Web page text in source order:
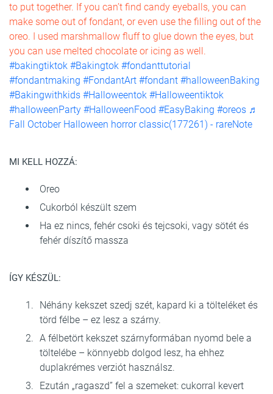
to put together. If you can’t find candy eyeballs, you can
make some out of fondant, or even use the filling out of the
oreo. I used marshmallow fluff to glue down the eyes, but
you can use melted chocolate or icing as well.
#bakingtiktok #Bakingtok #fondanttutorial
#fondantmaking #FondantArt #fondant #halloweenBaking
#Bakingwithkids #Halloweentok #Halloweentiktok
#halloweenParty #HalloweenFood #EasyBaking #oreos ♬
Fall October Halloween horror classic(177261) - rareNote
MI KELL HOZZÁ:
Oreo
Cukorból készült szem
Ha ez nincs, fehér csoki és tejcsoki, vagy sötét és
fehér díszítő massza
ÍGY KÉSZÜL:
Néhány kekszet szedj szét, kapard ki a tölteléket és
törd félbe – ez lesz a szárny.
A félbetört kekszet szárnyformában nyomd bele a
töltelébe – könnyebb dolgod lesz, ha ehhez
duplakrémes verziót használsz.
Ezután „ragaszd” fel a szemeket: cukorral kevert